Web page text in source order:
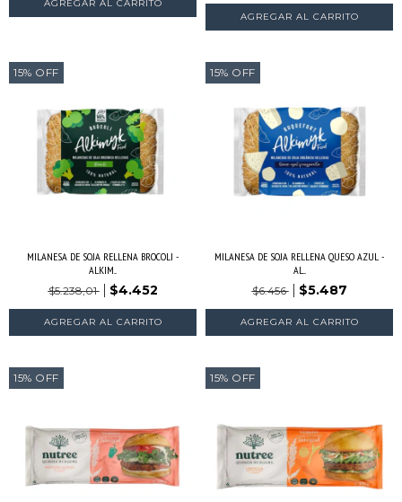
15% OFF
MILANESA DE SOJA RELLENA BROCOLI -
ALKIM...
$5.238,01
$4.452
15% OFF
MILANESA DE SOJA RELLENA QUESO AZUL -
AL...
$6.456
$5.487
15% OFF 15% OFF